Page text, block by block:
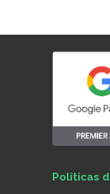
Políticas